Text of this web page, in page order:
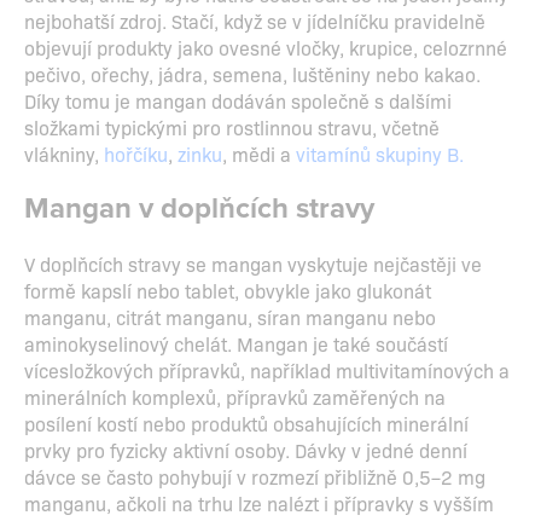
nejbohatší zdroj. Stačí, když se v jídelníčku pravidelně
objevují produkty jako ovesné vločky, krupice, celozrnné
pečivo, ořechy, jádra, semena, luštěniny nebo kakao.
Díky tomu je mangan dodáván společně s dalšími
složkami typickými pro rostlinnou stravu, včetně
vlákniny, hořčíku, zinku, mědi a vitamínů skupiny B.
Mangan v doplňcích stravy
V doplňcích stravy se mangan vyskytuje nejčastěji ve
formě kapslí nebo tablet, obvykle jako glukonát
manganu, citrát manganu, síran manganu nebo
aminokyselinový chelát. Mangan je také součástí
vícesložkových přípravků, například multivitamínových a
minerálních komplexů, přípravků zaměřených na
posílení kostí nebo produktů obsahujících minerální
prvky pro fyzicky aktivní osoby. Dávky v jedné denní
dávce se často pohybují v rozmezí přibližně 0,5–2 mg
manganu, ačkoli na trhu lze nalézt i přípravky s vyšším